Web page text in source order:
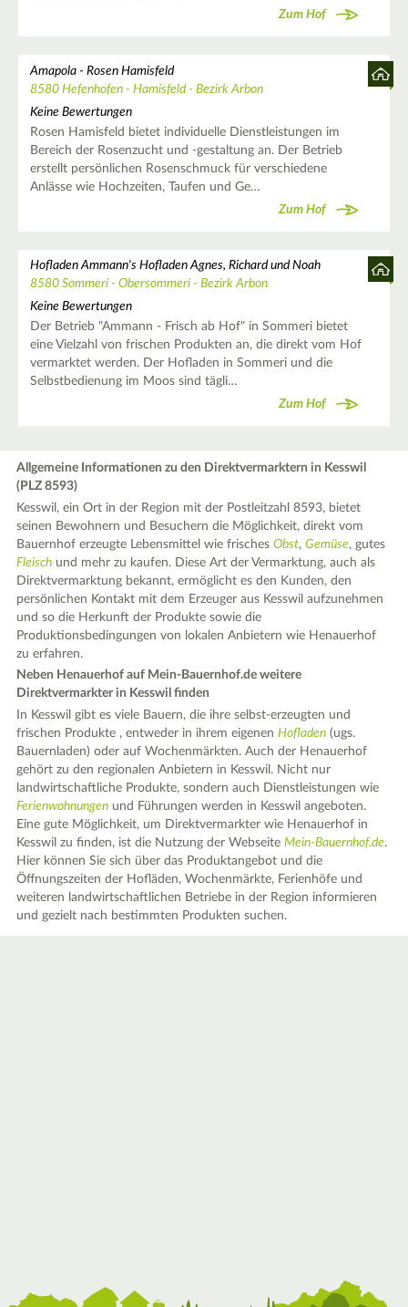
Zum Hof
Amapola - Rosen Hamisfeld
8580 Hefenhofen - Hamisfeld - Bezirk Arbon
Keine Bewertungen
Rosen Hamisfeld bietet individuelle Dienstleistungen im
Bereich der Rosenzucht und -gestaltung an. Der Betrieb
erstellt persönlichen Rosenschmuck für verschiedene
Anlässe wie Hochzeiten, Taufen und Ge…
Zum Hof
Hofladen Ammann's Hofladen Agnes, Richard und Noah
8580 Sommeri - Obersommeri - Bezirk Arbon
Keine Bewertungen
Der Betrieb "Ammann - Frisch ab Hof" in Sommeri bietet
eine Vielzahl von frischen Produkten an, die direkt vom Hof
vermarktet werden. Der Hofladen in Sommeri und die
Selbstbedienung im Moos sind tägli…
Zum Hof
Allgemeine Informationen zu den Direktvermarktern in Kesswil
(PLZ 8593)
Kesswil, ein Ort in der Region mit der Postleitzahl 8593, bietet
seinen Bewohnern und Besuchern die Möglichkeit, direkt vom
Bauernhof erzeugte Lebensmittel wie frischesObst,Gemüse, gutes
Fleisch und mehr zu kaufen. Diese Art der Vermarktung, auch als
Direktvermarktung bekannt, ermöglicht es den Kunden, den
persönlichen Kontakt mit dem Erzeuger aus Kesswil aufzunehmen
und so die Herkunft der Produkte sowie die
Produktionsbedingungen von lokalen Anbietern wie Henauerhof
zu erfahren.
Neben Henauerhof auf Mein-Bauernhof.de weitere
Direktvermarkter in Kesswil finden
In Kesswil gibt es viele Bauern, die ihre selbst-erzeugten und
frischen Produkte , entweder in ihrem eigenenHofladen (ugs.
Bauernladen) oder auf Wochenmärkten. Auch der Henauerhof
gehört zu den regionalen Anbietern in Kesswil. Nicht nur
landwirtschaftliche Produkte, sondern auch Dienstleistungen wie
Ferienwohnungen und Führungen werden in Kesswil angeboten.
Eine gute Möglichkeit, um Direktvermarkter wie Henauerhof in
Kesswil zu finden, ist die Nutzung der WebseiteMein-Bauernhof.de.
Hier können Sie sich über das Produktangebot und die
Öffnungszeiten der Hofläden, Wochenmärkte, Ferienhöfe und
weiteren landwirtschaftlichen Betriebe in der Region informieren
und gezielt nach bestimmten Produkten suchen.